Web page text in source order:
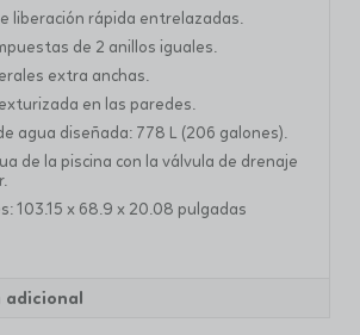
liberación rápida entrelazadas.
de 2 anillos iguales.
extra anchas.
en las paredes.
agua diseñada: 778 L (206 galones).
de la piscina con la válvula de drenaje
103.15 x 68.9 x 20.08 pulgadas
adicional